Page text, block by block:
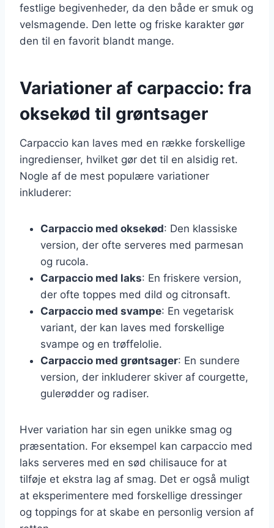
festlige begivenheder, da den både er smuk og
velsmagende. Den lette og friske karakter gør
den til en favorit blandt mange.
Variationer af carpaccio: fra
oksekød til grøntsager
Carpaccio kan laves med en række forskellige
ingredienser, hvilket gør det til en alsidig ret.
Nogle af de mest populære variationer
inkluderer:
Carpaccio med oksekød: Den klassiske
version, der ofte serveres med parmesan
og rucola.
Carpaccio med laks: En friskere version,
der ofte toppes med dild og citronsaft.
Carpaccio med svampe: En vegetarisk
variant, der kan laves med forskellige
svampe og en trøffelolie.
Carpaccio med grøntsager: En sundere
version, der inkluderer skiver af courgette,
gulerødder og radiser.
Hver variation har sin egen unikke smag og
præsentation. For eksempel kan carpaccio med
laks serveres med en sød chilisauce for at
tilføje et ekstra lag af smag. Det er også muligt
at eksperimentere med forskellige dressinger
og toppings for at skabe en personlig version af